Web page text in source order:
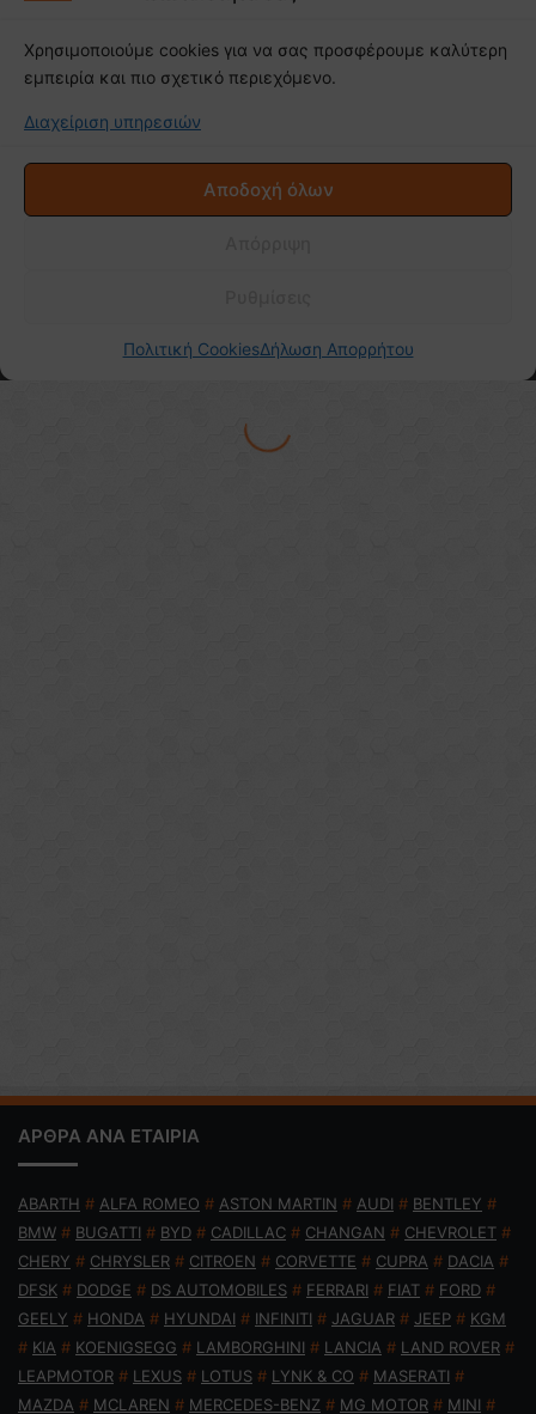
ΑΡΘΡΑ ΑΝΑ ΕΤΑΙΡΙΑ
ABARTH # ALFA ROMEO # ASTON MARTIN # AUDI # BENTLEY #
BMW # BUGATTI # BYD # CADILLAC # CHANGAN # CHEVROLET #
CHERY # CHRYSLER # CITROEN # CORVETTE # CUPRA # DACIA #
DFSK # DODGE # DS AUTOMOBILES # FERRARI # FIAT # FORD #
GEELY # HONDA # HYUNDAI # INFINITI # JAGUAR # JEEP # KGM
# KIA # KOENIGSEGG # LAMBORGHINI # LANCIA # LAND ROVER #
LEAPMOTOR # LEXUS # LOTUS # LYNK & CO # MASERATI #
MAZDA # MCLAREN # MERCEDES-BENZ # MG MOTOR # MINI #